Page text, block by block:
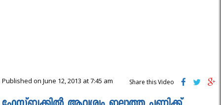
Published on June 12, 2013 at 7:45 am Share this Video